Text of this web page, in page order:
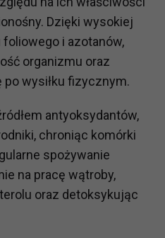
Dzięki wysokiej
i azotanów,
organizmu oraz
wysiłku fizycznym.
antyoksydantów,
chroniąc komórki
spożywanie
na pracę wątroby,
oraz detoksykując